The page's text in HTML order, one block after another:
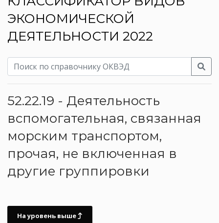
ЭКОНОМИЧЕСКОЙ
ДЕЯТЕЛЬНОСТИ 2022
52.22.19 - Деятельность
вспомогательная, связанная
морским транспортом,
прочая, не включенная в
другие группировки
На уровень выше